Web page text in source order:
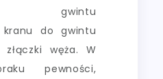
gwintu
kranu do gwintu
złączki węża. W
pewności,